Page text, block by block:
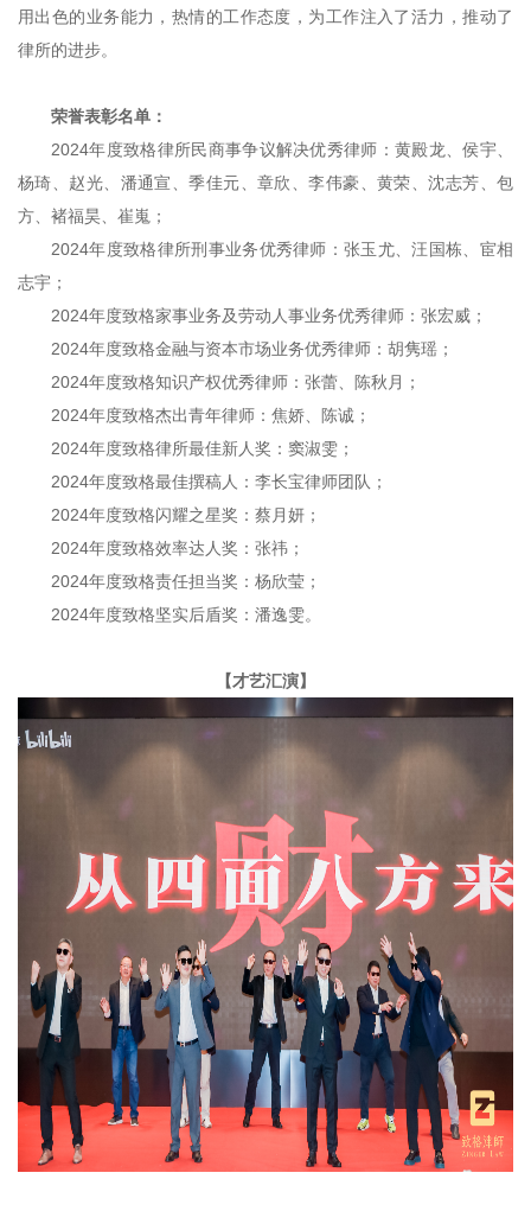
用出色的业务能力，热情的工作态度，为工作注入了活力，推动了
律所的进步。
荣誉表彰名单：
2024年度致格律所民商事争议解决优秀律师：黄殿龙、侯宇、
杨琦、赵光、潘通宣、季佳元、章欣、李伟豪、黄荣、沈志芳、包
方、褚福昊、崔嵬；
2024年度致格律所刑事业务优秀律师：张玉尤、汪国栋、宦相
志宇；
2024年度致格家事业务及劳动人事业务优秀律师：张宏威；
2024年度致格金融与资本市场业务优秀律师：胡隽瑶；
2024年度致格知识产权优秀律师：张蕾、陈秋月；
2024年度致格杰出青年律师：焦娇、陈诚；
2024年度致格律所最佳新人奖：窦淑雯；
2024年度致格最佳撰稿人：李长宝律师团队；
2024年度致格闪耀之星奖：蔡月妍；
2024年度致格效率达人奖：张祎；
2024年度致格责任担当奖：杨欣莹；
2024年度致格坚实后盾奖：潘逸雯。
【才艺汇演】